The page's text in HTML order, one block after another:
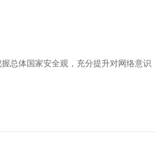
总体国家安全观，充分提升对网络意识